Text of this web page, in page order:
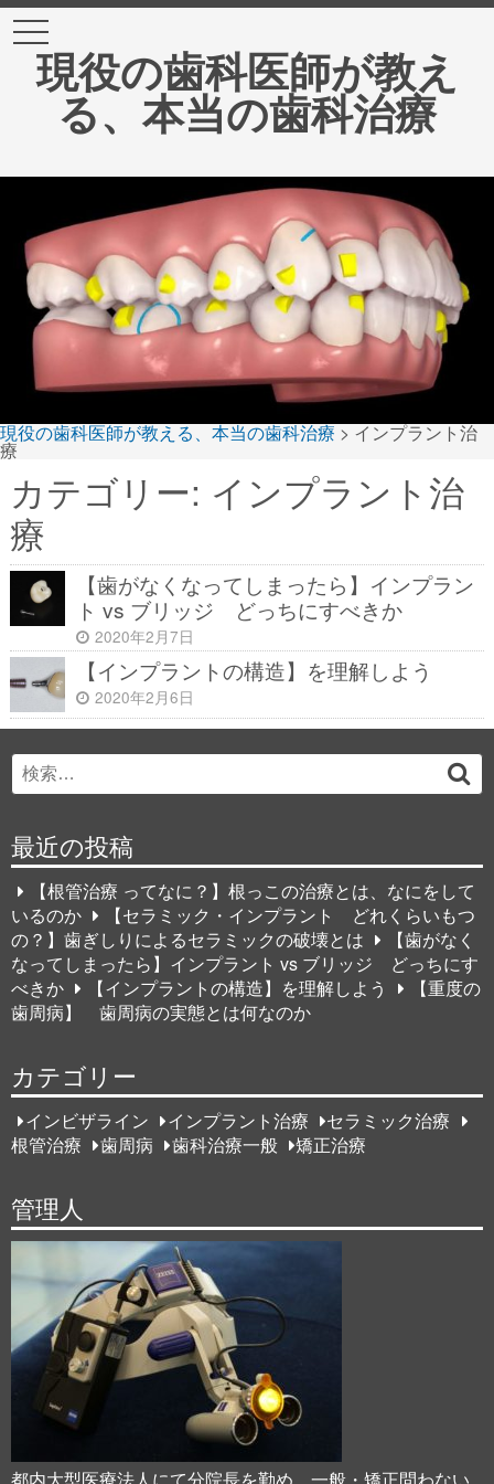
現役の歯科医師が教え
る、本当の歯科治療
t
o
g
i
i
o
n
現役の歯科医師が教える、本当の歯科治療>インプラント治
療
カテゴリー: インプラント治
療
【歯がなくなってしまったら】インプラン
ト vs ブリッジ どっちにすべきか
2020年2月7日
【インプラントの構造】を理解しよう
2020年2月6日
Search
for:
最近の投稿
【根管治療 ってなに？】根っこの治療とは、なにをして
いるのか
【セラミック・インプラント どれくらいもつ
の？】歯ぎしりによるセラミックの破壊とは
【歯がなく
なってしまったら】インプラント vs ブリッジ どっちにす
べきか
【インプラントの構造】を理解しよう
【重度の
歯周病】 歯周病の実態とは何なのか
カテゴリー
インビザライン インプラント治療
セラミック治療
根管治療
歯周病 歯科治療一般 矯正治療
管理人